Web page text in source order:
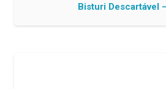
Bisturi Descartável